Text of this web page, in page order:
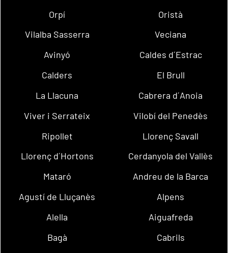
Orpí
Oristà
Vilalba Sasserra
Veciana
Avinyó
Caldes d´Estrac
Calders
El Brull
La Llacuna
Cabrera d´Anoia
Viver i Serrateix
Vilobí del Penedès
Ripollet
Llorenç Savall
Llorenç d´Hortons
Cerdanyola del Vallès
Mataró
Andreu de la Barca
Agustí de Lluçanès
Alpens
Alella
Aiguafreda
Bagà
Cabrils